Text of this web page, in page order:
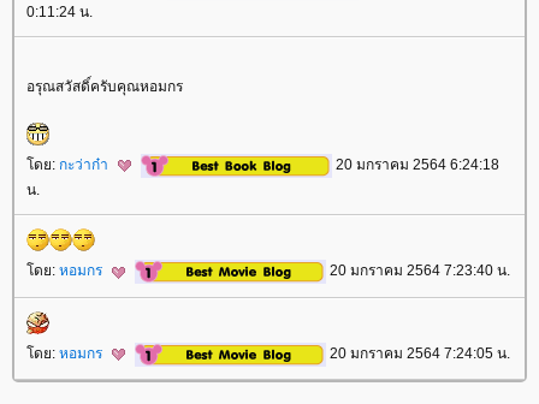
0:11:24 น.
อรุณสวัสดิ์ครับคุณหอมกร
ดย: กะว่าก๋า
20 มกราคม 2564 6:24:18
น.
ดย: หอมกร 20 มกราคม 2564 7:23:40 น.
ดย: หอมกร 20 มกราคม 2564 7:24:05 น.